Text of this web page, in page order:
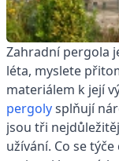
Zahradní pergola
léta, myslete
materiálem k její
pergolysplňují
jsou tři
užívání. Co se